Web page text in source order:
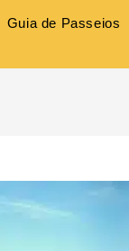
Guia de Passeios